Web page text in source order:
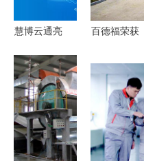
慧博云通亮
MWC世界
移动通信大
会 全栈测
试与数智技
术护航全球
百德福荣获
三届品牌影
响力发展大
会两项殊
荣，技术服
务能力再获